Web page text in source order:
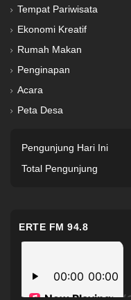
Tempat Pariwisata
Ekonomi Kreatif
Rumah Makan
Penginapan
Acara
Peta Desa
Pengunjung Hari Ini
Total Pengunjung
ERTE FM 94.8